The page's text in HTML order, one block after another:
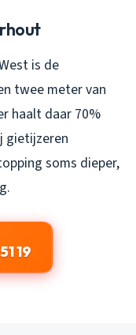
is de
twee meter van
haalt daar 70%
gietijzeren
soms dieper,
19